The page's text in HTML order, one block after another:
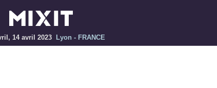
14 avril 2023 Lyon - FRANCE